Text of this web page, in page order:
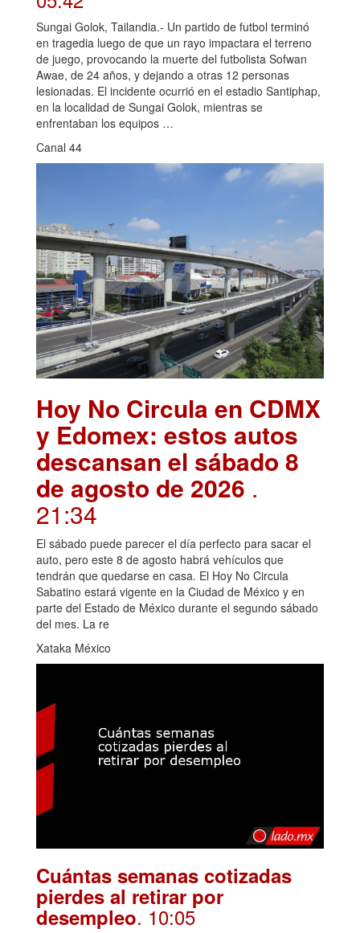
Sungai Golok, Tailandia.- Un partido de futbol terminó
en tragedia luego de que un rayo impactara el terreno
de juego, provocando la muerte del futbolista Sofwan
Awae, de 24 años, y dejando a otras 12 personas
lesionadas. El incidente ocurrió en el estadio Santiphap,
en la localidad de Sungai Golok, mientras se
enfrentaban los equipos …
Canal 44
Hoy No Circula en CDMX
y Edomex: estos autos
descansan el sábado 8
de agosto de 2026 .
21:34
El sábado puede parecer el día perfecto para sacar el
auto, pero este 8 de agosto habrá vehículos que
tendrán que quedarse en casa. El Hoy No Circula
Sabatino estará vigente en la Ciudad de México y en
parte del Estado de México durante el segundo sábado
del mes. La re
Xataka México
Cuántas semanas cotizadas
pierdes al retirar por
desempleo. 10:05